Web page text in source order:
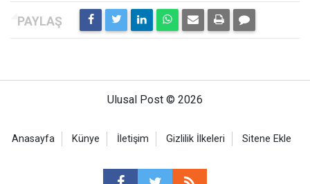
Ulusal Post © 2026
Anasayfa Künye İletişim Gizlilik İlkeleri Sitene Ekle